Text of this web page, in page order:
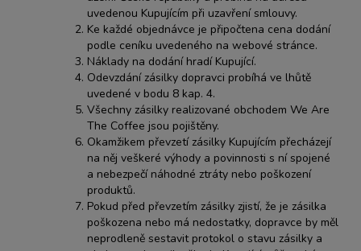
uvedenou Kupujícím při uzavření smlouvy.
Ke každé objednávce je připočtena cena dodání
podle ceníku uvedeného na webové stránce.
Náklady na dodání hradí Kupující.
Odevzdání zásilky dopravci probíhá ve lhůtě
uvedené v bodu 8 kap. 4.
Všechny zásilky realizované obchodem We Are
The Coffee jsou pojištěny.
Okamžikem převzetí zásilky Kupujícím přecházejí
na něj veškeré výhody a povinnosti s ní spojené
a nebezpečí náhodné ztráty nebo poškození
produktů.
Pokud před převzetím zásilky zjistí, že je zásilka
poškozena nebo má nedostatky, dopravce by měl
neprodleně sestavit protokol o stavu zásilky a